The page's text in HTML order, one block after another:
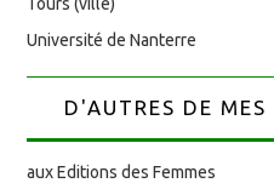
Université de Nanterre
D'AUTRES DE
aux Editions des Femmes